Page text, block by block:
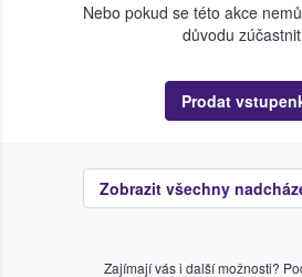
Nebo pokud se této akce
důvodu
Prodat
Zobrazit všechny
Zajímají vás i další možnosti?